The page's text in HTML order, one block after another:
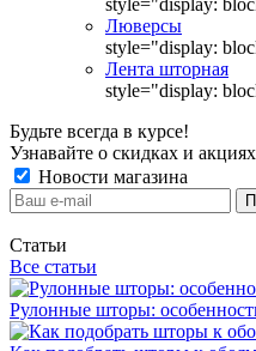
style="display:
Люверсы
style="display:
Лента шторная
style="display:
Будьте всегда в курсе!
Узнавайте о скидках и
Новости магазина
Статьи
Все статьи
Рулонные шторы: